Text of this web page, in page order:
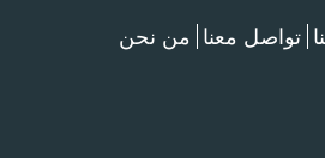
تواصل معنا من نحن